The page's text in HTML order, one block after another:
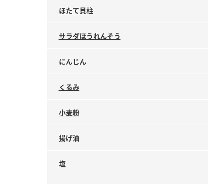
ほたて貝柱
サラダほうれんそう
にんじん
くるみ
小麦粉
揚げ油
塩